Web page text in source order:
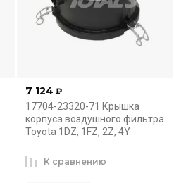
7 124 ₽
17704-23320-71 Крышка
корпуса воздушного фильтра
Toyota 1DZ, 1FZ, 2Z, 4Y
К сравнению